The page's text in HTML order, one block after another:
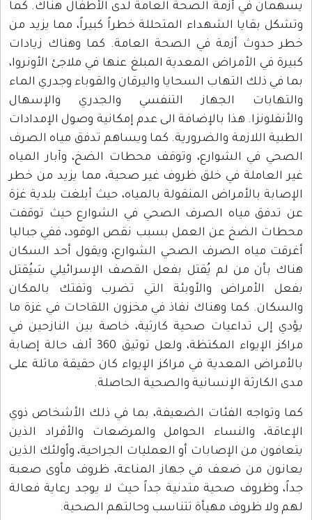
يسهمان في أزمة الصحة العامة لدى الأطفال هناك. كما
وتشكل بقايا الشهداء المتحللة خطراً كبيراً، مما يزيد من
خطر حدوث أزمة في الصحة العامة. كما وهناك زيادات
كبيرة في الأمراض المعدية المبلغ عنها في ملاجئ الأونروا،
بما في ذلك التهاب السحايا واليرقان والقوباء وجدري الماء
والتهابات الجهاز التنفسي والجدري والإسهال
والأنفلونزا. هذا بالإضافة الى عدم إمكانية وصول الإمدادات
الطبية اللازمة والضرورية. كما ويساهم تدفق مياه الصرف
الصحي في الشوارع، وتوقف محطات الضخ، وآبار المياه
غير العاملة في خلق ظروف غير صحية، مما يزيد من خطر
الإصابة بالأمراض المنقولة بالمياه، حيث أبلغت بلدية غزة
عن تدفق مياه الصرف الصحي في الشوارع حيث توقفت
محطات الضخ عن العمل بسبب نقص الوقود، ففي جباليا
أغرقت مياه الصرف الصحي الشوارع، ويقول أحد السكان
هناك بأن من لم يُقتل بفعل القصف الإسرائيلي سَيُقتل
بفعل الأمراض والأوبئة التي تضرب وتفتك بالمكان
والسكان. كما وهناك نفاذ في مخزون اللقاحات في غزة ما
يؤدي إلى تداعيات صحية كارثية، خاصة بين النازحين في
مراكز الإيواء المكتظة، ولعل توثيق 360 ألف حالة إصابة
بالأمراض المعدية في مراكز الإيواء كان حقيقة ماثلة على
مدى الكارثة الإنسانية والصحية الحاصلة.
كما وتواجه الفئات الضعيفة، بما في ذلك الأشخاص ذوي
الإعاقة، والنساء الحوامل والمرضعات والأفراد الذين
يتعافون من الإصابات أو العمليات الجراحية، وأولئك الذين
يعانون من ضعف في جهاز المناعة، ظروف مأوى صعبة
جداً، وظروف صحية متدنية جداً حيث لا يوجد رعاية فعالة
لهم ولا ظروف مهيأة تتناسب وحالتهم الصحية.